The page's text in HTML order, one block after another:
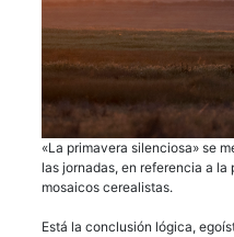
«La primavera silenciosa» se
las jornadas, en referencia a
mosaicos cerealistas.
Está la conclusión lógica,